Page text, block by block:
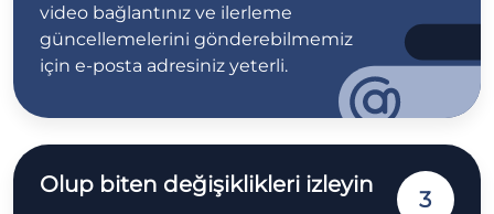
video bağlantınız ve ilerleme
güncellemelerini gönderebilmemiz
için e-posta adresiniz yeterli.
Olup biten değişiklikleri izleyin
3